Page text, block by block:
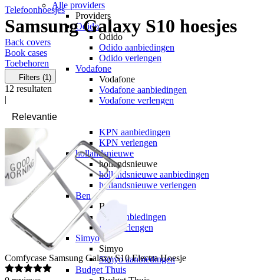
Alle providers
Providers
Odido
Odido
Odido aanbiedingen
Odido verlengen
Vodafone
Vodafone
Vodafone aanbiedingen
Vodafone verlengen
KPN aanbiedingen
KPN verlengen
hollandsnieuwe
hollandsnieuwe
hollandsnieuwe aanbiedingen
hollandsnieuwe verlengen
Ben
Ben
Ben aanbiedingen
Ben verlengen
Simyo
Simyo
Simyo aanbiedingen
Budget Thuis
Telefoonhoesjes
Samsung Galaxy S10 hoesjes
Back covers
Book cases
Toebehoren
Filters (1)
12 resultaten
|
Comfycase Samsung Galaxy S10 Electra Hoesje